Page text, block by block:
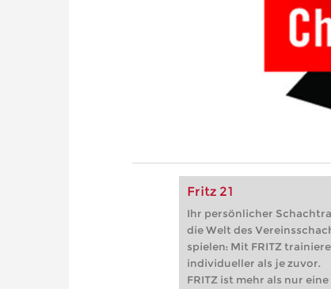
Fritz 21
Ihr persönlicher
die Welt des
spielen: Mit FRITZ
individueller als je zuvor.
FRITZ ist mehr als nur